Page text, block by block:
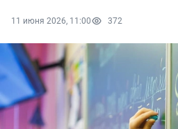
11 июня 2026, 11:00 372